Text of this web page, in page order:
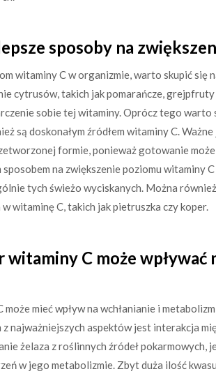
sposoby na
witaminy C w organizmie, warto skupić się
cytrusów, takich jak pomarańcze,
sobie tej witaminy. Oprócz tego warto
są doskonałym źródłem witaminy C.
formie, ponieważ gotowanie
na zwiększenie poziomu witaminy
tych świeżo wyciskanych. Można
witaminę C, takich jak pietruszka czy koper.
witaminy C może wpływać
mieć wpływ na wchłanianie i
z najważniejszych aspektów jest interakcja
żelaza z roślinnych źródeł pokarmowych,
w jego metabolizmie. Zbyt duża ilość